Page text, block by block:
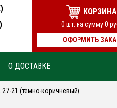
КОРЗИНА
0 шт. на сумму0
ОФОРМИТЬ
О ДОСТАВКЕ
27-21 (тёмно-коричневый)